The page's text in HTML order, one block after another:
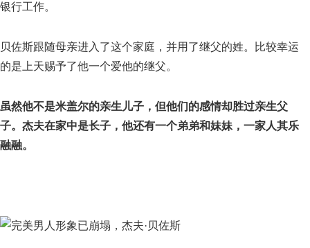
银行工作。
贝佐斯跟随母亲进入了这个家庭，并用了继父的姓。比较幸运
的是上天赐予了他一个爱他的继父。
虽然他不是米盖尔的亲生儿子，但他们的感情却胜过亲生父
子。杰夫在家中是长子，他还有一个弟弟和妹妹，一家人其乐
融融。